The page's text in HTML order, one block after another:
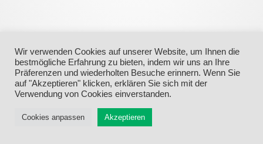
Menü
Wir verwenden Cookies auf unserer Website, um Ihnen die
bestmögliche Erfahrung zu bieten, indem wir uns an Ihre
Präferenzen und wiederholten Besuche erinnern. Wenn Sie
auf "Akzeptieren" klicken, erklären Sie sich mit der
Verwendung von Cookies einverstanden.
Cookies anpassen Akzeptieren